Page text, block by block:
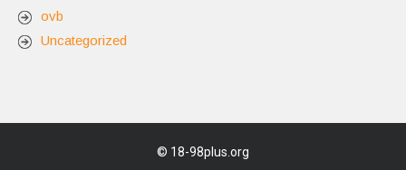
ovb
Uncategorized
© 18-98plus.org